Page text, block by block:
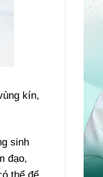
kín,
sinh
đạo,
thể để